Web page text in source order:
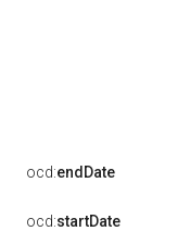
ocd:endDate
ocd:startDate